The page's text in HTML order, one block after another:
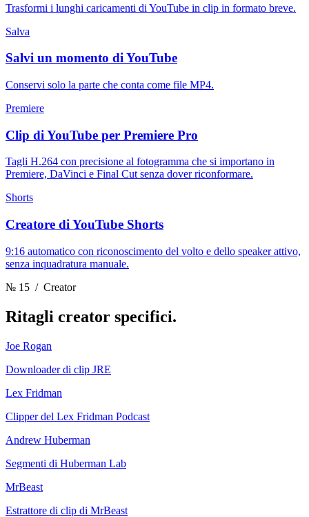
Trasformi i lunghi caricamenti di YouTube in clip in formato breve.
Salva
Salvi un momento di YouTube
Conservi solo la parte che conta come file MP4.
Premiere
Clip di YouTube per Premiere Pro
Tagli H.264 con precisione al fotogramma che si importano in
Premiere, DaVinci e Final Cut senza dover riconformare.
Shorts
Creatore di YouTube Shorts
9:16 automatico con riconoscimento del volto e dello speaker attivo,
senza inquadratura manuale.
№ 15 / Creator
Ritagli creator specifici.
Joe Rogan
Downloader di clip JRE
Lex Fridman
Clipper del Lex Fridman Podcast
Andrew Huberman
Segmenti di Huberman Lab
MrBeast
Estrattore di clip di MrBeast